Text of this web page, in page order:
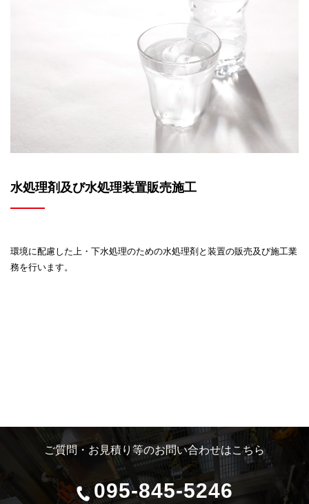
水処理剤及び水処理装置販売施工
環境に配慮した上・下水処理のための水処理剤と 装置の販売及び施工業
務を行います。
ご質問・お見積り等のお問い合わせはこちら
095-845-5246